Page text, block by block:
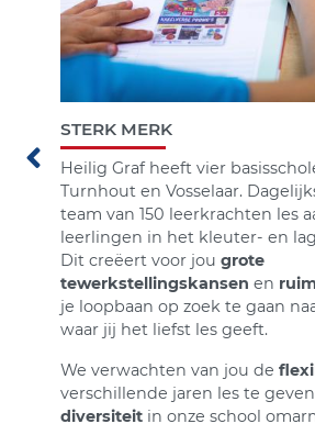
STERK MERK
Heilig Graf heeft vier
Turnhout en Vosselaar.
team van 150 leerkrachten les
leerlingen in het kleuter- en
Dit creëert voor jou grote
tewerkstellingskansen en
je loopbaan op zoek te gaan
waar jij het liefst les geeft.
We verwachten van jou de
verschillende jaren les te
diversiteit in onze school